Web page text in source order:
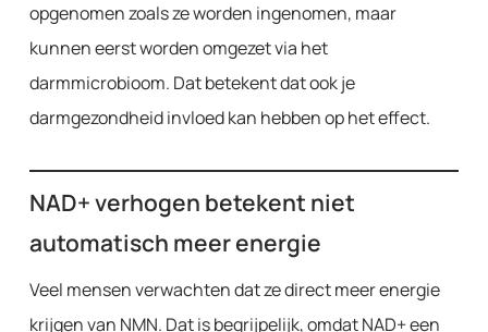
opgenomen zoals ze worden ingenomen, maar
kunnen eerst worden omgezet via het
darmmicrobioom. Dat betekent dat ook je
darmgezondheid invloed kan hebben op het effect.
NAD+ verhogen betekent niet
automatisch meer energie
Veel mensen verwachten dat ze direct meer energie
krijgen van NMN. Dat is begrijpelijk, omdat NAD+ een